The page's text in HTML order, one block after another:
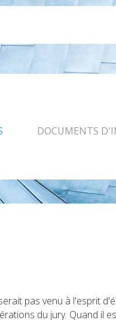
DOCUMENTS
pas venu à l'esprit
du jury. Quand il